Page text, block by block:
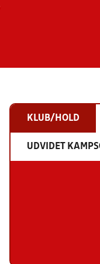
KLUB/HOLD
UDVIDET